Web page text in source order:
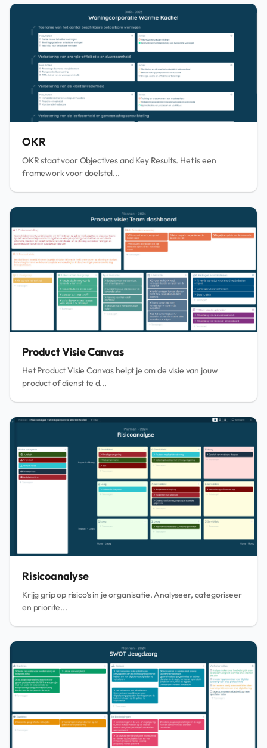
OKR
OKR staat voor Objectives and Key Results. Het is een
framework voor doelstel...
Product Visie Canvas
Het Product Visie Canvas helpt je om de visie van jouw
product of dienst te d...
Risicoanalyse
Krijg grip op risico's in je organisatie. Analyseer, categoriseer
en priorite...